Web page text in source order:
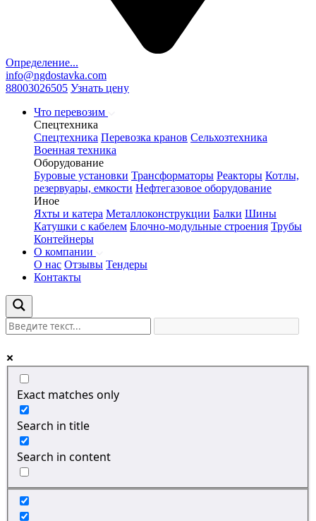
Определение...
info@ngdostavka.com
88003026505 Узнать цену
Что перевозим
Спецтехника
Спецтехника Перевозка кранов Сельхозтехника
Военная техника
Оборудование
Буровые установки Трансформаторы Реакторы Котлы,
резервуары, емкости Нефтегазовое оборудование
Иное
Яхты и катера Металлоконструкции Балки Шины
Катушки с кабелем Блочно-модульные строения Трубы
Контейнеры
О компании
О нас Отзывы Тендеры
Контакты
Exact matches only
Search in title
Search in content